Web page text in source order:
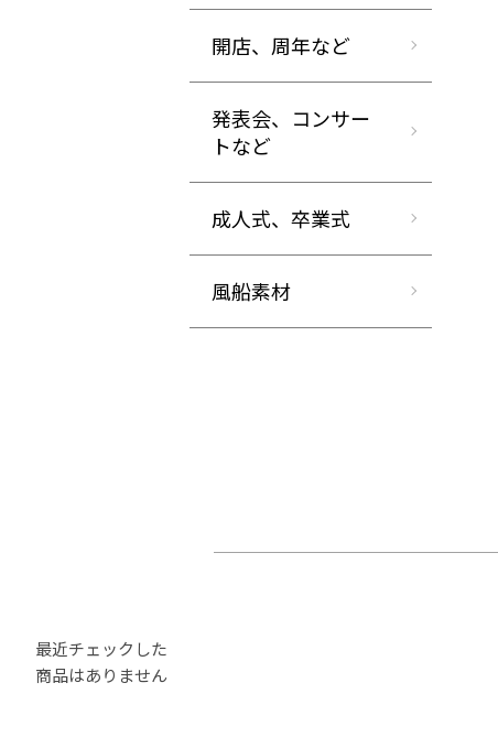
開店、周年など
発表会、コンサー
トなど
成人式、卒業式
風船素材
最近チェックした
商品はありません